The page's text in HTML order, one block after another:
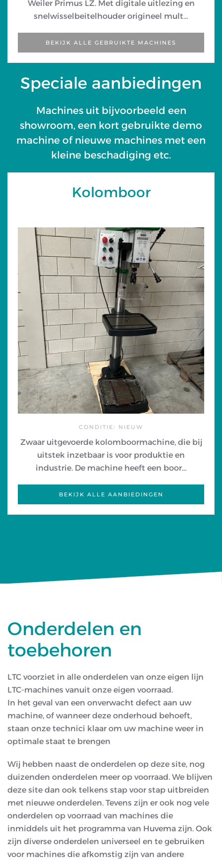
Weiler Primus LZ. Met digitale uitlezing en
snelwisselbeitelhouder origineel mult…
BEKIJK ALLE GEBRUIKTE MACHINES
Speciale aanbiedingen
Machines uit bijvoorbeeld een
showroom, een kort gebruikte demo
machine of nieuwe machines met een
kleine beschadiging etc.
Kolomboor
CONDITIE: NIEUW
Zwaar uitgevoerde kolomboormachine, die bij
uitstek inzetbaar is voor produktie en
industrie. De machine heeft een boor…
BEKIJK ALLE AANBIEDINGEN
Onderdelen en
toebehoren
LTC voorziet in alle onderdelen van onze eigen lijn
LTC-machines vanuit onze eigen voorraad.
In het geval van een onverwacht defect aan uw
machine, of wanneer deze onderhoud behoeft,
staan onze technici klaar om uw machine weer in
optimale staat te brengen
Wij hebben naast de onderdelen op deze site, nog
duizenden onderdelen meer op voorraad. We blijven
deze site dan ook telkens stap voor stap uitbreiden
met nieuwe onderdelen. Tevens zijn er ook nog vele
onderdelen op voorraad van machines die
inmiddels uit het programma van Huvema zijn. Ook
zijn diverse onderdelen universeel en te gebruiken
voor machines die afkomstig zijn van andere